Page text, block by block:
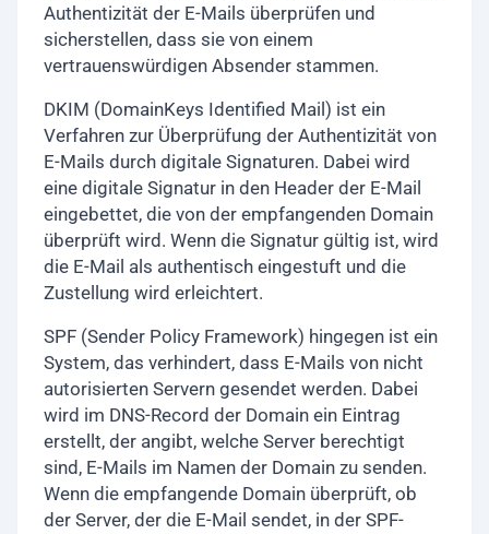
Authentizität der E-Mails überprüfen und
sicherstellen, dass sie von einem
vertrauenswürdigen Absender stammen.
DKIM (DomainKeys Identified Mail) ist ein
Verfahren zur Überprüfung der Authentizität von
E-Mails durch digitale Signaturen. Dabei wird
eine digitale Signatur in den Header der E-Mail
eingebettet, die von der empfangenden Domain
überprüft wird. Wenn die Signatur gültig ist, wird
die E-Mail als authentisch eingestuft und die
Zustellung wird erleichtert.
SPF (Sender Policy Framework) hingegen ist ein
System, das verhindert, dass E-Mails von nicht
autorisierten Servern gesendet werden. Dabei
wird im DNS-Record der Domain ein Eintrag
erstellt, der angibt, welche Server berechtigt
sind, E-Mails im Namen der Domain zu senden.
Wenn die empfangende Domain überprüft, ob
der Server, der die E-Mail sendet, in der SPF-